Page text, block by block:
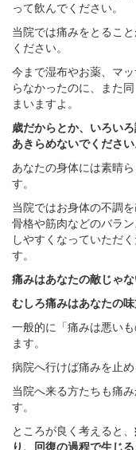
って飲んでください。
当院では痛みをとるこ
ください。
今まで湿布やお薬、マ
らなかったのに、また
まいますよ。
歳だからとか、いろい
あきらめないでください
あなたの身体には素晴
す。
当院ではお身体の不調
骨格や筋肉などのバラ
しやすくなっていただ
す。
痛みはあなたの敵じゃな
むしろ痛みはあなたの味
一般的に「痛みは悪い
ます。
病院へ行けば痛みを止
当院へ来る方たちも痛
す。
ところが良く考えると、
り、回復の過程で生じ